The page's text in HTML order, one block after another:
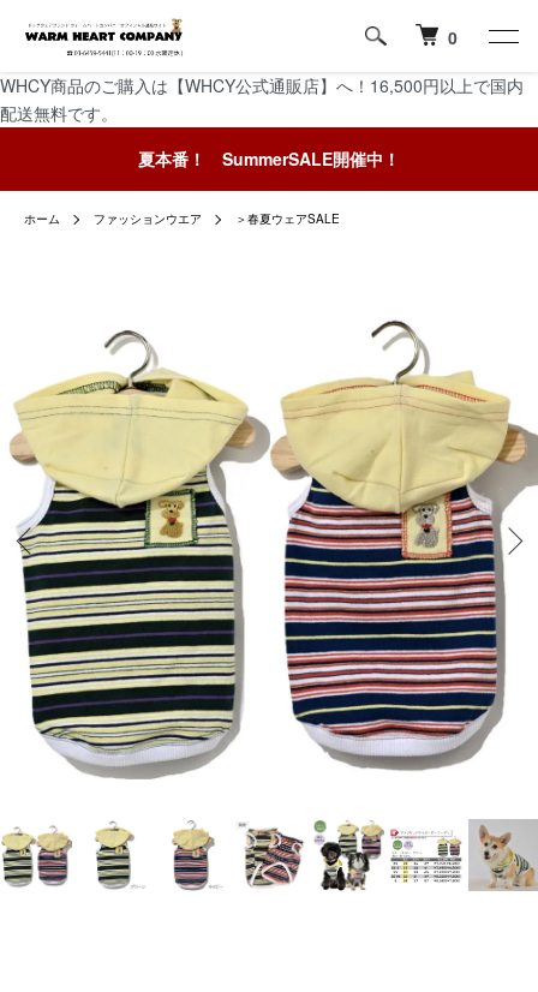
WHCY商品のご購入は【WHCY公式通販店】へ！16,500円以上で国内
配送無料です。
0
夏本番！ SummerSALE開催中！
ホーム ファッションウエア ＞春夏ウェアSALE